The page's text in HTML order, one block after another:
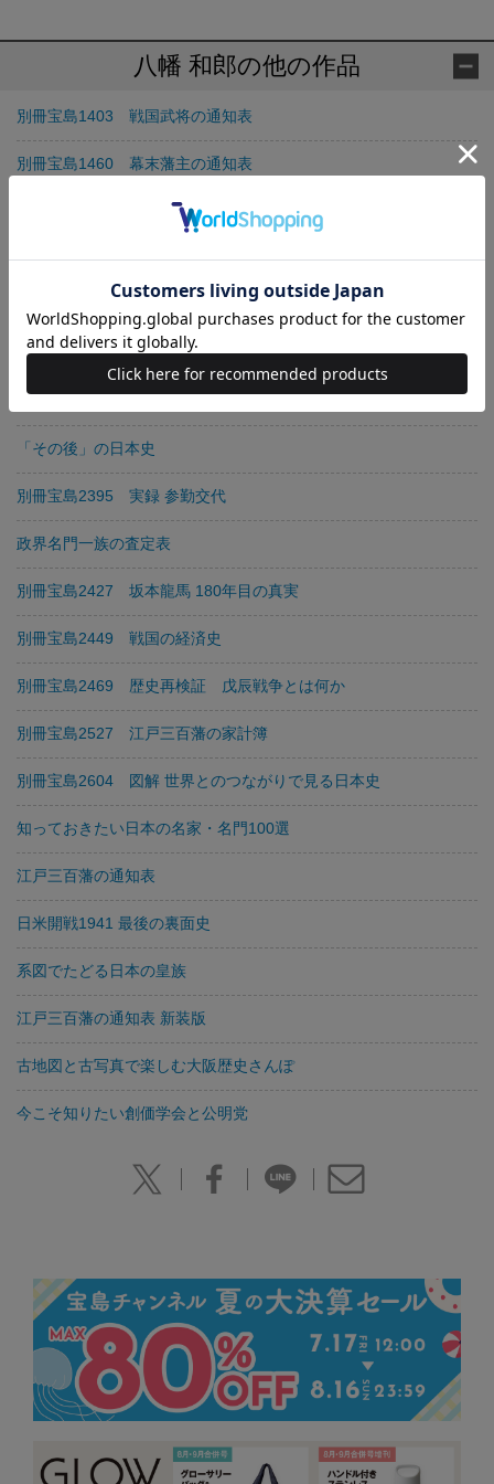
八幡 和郎の他の作品
別冊宝島1403 戦国武将の通知表
別冊宝島1460 幕末藩主の通知表
幕末藩主の通知表
別冊宝島2062 江戸幕府を動かした70人の通知表
吉田松陰名言集
「その後」の日本史
別冊宝島2395 実録 参勤交代
政界名門一族の査定表
別冊宝島2427 坂本龍馬 180年目の真実
別冊宝島2449 戦国の経済史
別冊宝島2469 歴史再検証 戊辰戦争とは何か
別冊宝島2527 江戸三百藩の家計簿
別冊宝島2604 図解 世界とのつながりで見る日本史
知っておきたい日本の名家・名門100選
江戸三百藩の通知表
日米開戦1941 最後の裏面史
系図でたどる日本の皇族
江戸三百藩の通知表 新装版
古地図と古写真で楽しむ大阪歴史さんぽ
今こそ知りたい創価学会と公明党